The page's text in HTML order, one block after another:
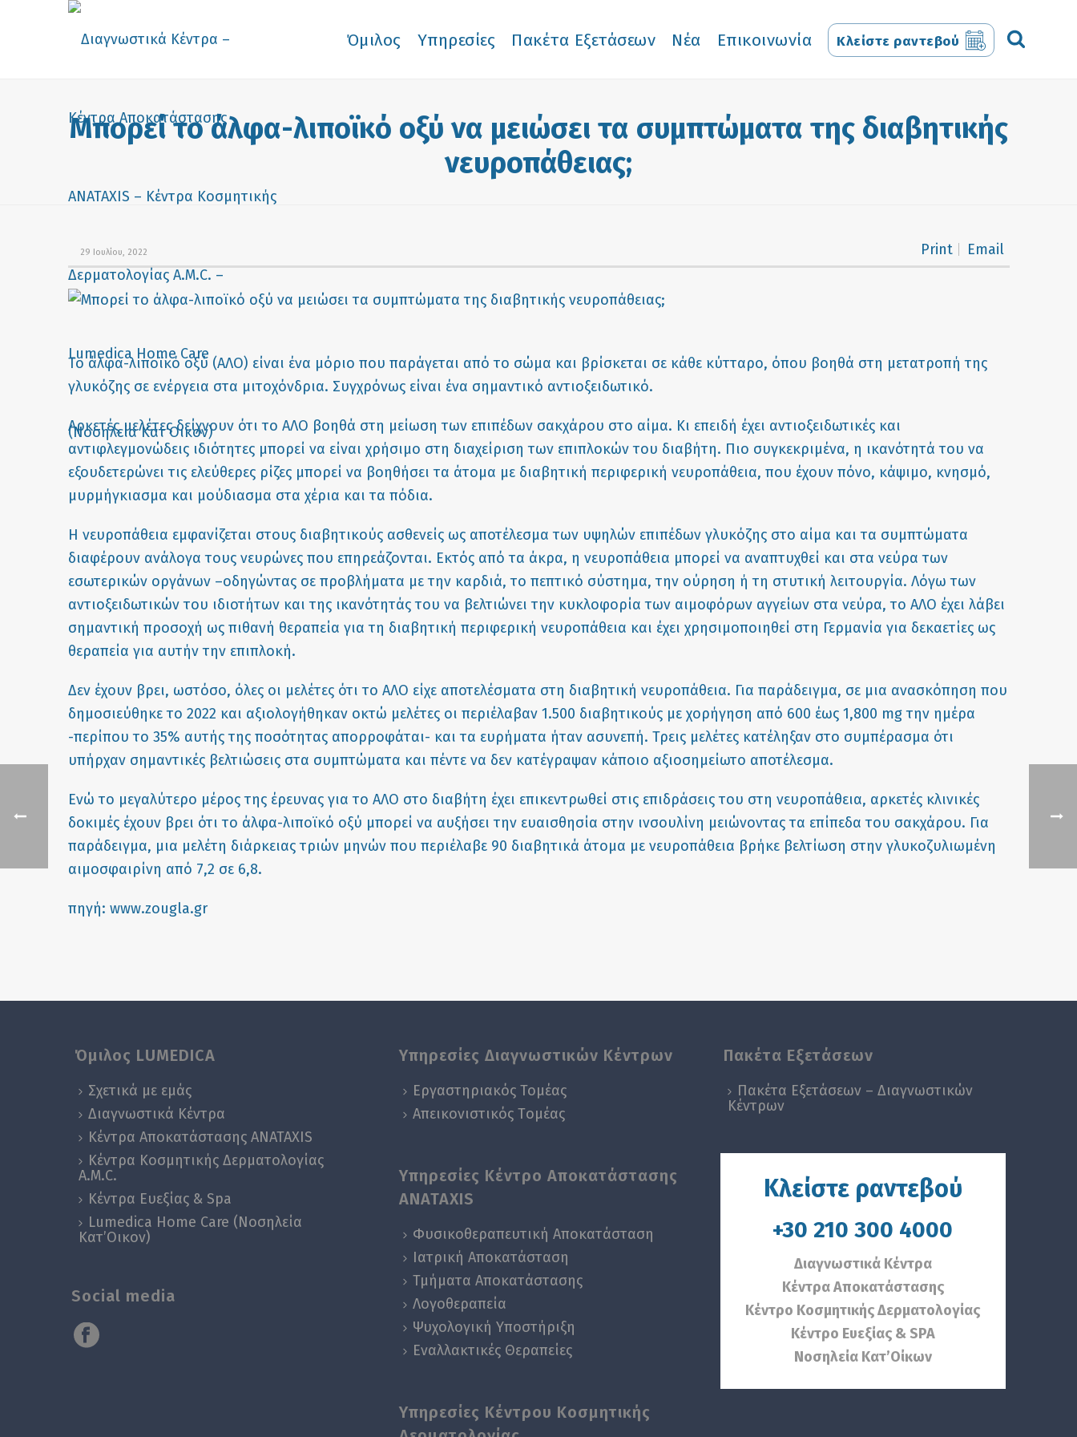
Όμιλος Υπηρεσίες Πακέτα Εξετάσεων Νέα Επικοινωνία Κλείστε ραντεβού
Μπορεί το άλφα-λιποϊκό οξύ να μειώσει τα συμπτώματα της διαβητικής
νευροπάθειας;
Print Email
29 Ιουλίου, 2022
Το άλφα-λιποϊκό οξύ (ΑΛΟ) είναι ένα μόριο που παράγεται από το σώμα και βρίσκεται σε κάθε κύτταρο, όπου βοηθά στη μετατροπή της
γλυκόζης σε ενέργεια στα μιτοχόνδρια. Συγχρόνως είναι ένα σημαντικό αντιοξειδωτικό.
Αρκετές μελέτες δείχνουν ότι το ΑΛΟ βοηθά στη μείωση των επιπέδων σακχάρου στο αίμα. Κι επειδή έχει αντιοξειδωτικές και
αντιφλεγμονώδεις ιδιότητες μπορεί να είναι χρήσιμο στη διαχείριση των επιπλοκών του διαβήτη. Πιο συγκεκριμένα, η ικανότητά του να
εξουδετερώνει τις ελεύθερες ρίζες μπορεί να βοηθήσει τα άτομα με διαβητική περιφερική νευροπάθεια, που έχουν πόνο, κάψιμο, κνησμό,
μυρμήγκιασμα και μούδιασμα στα χέρια και τα πόδια.
Η νευροπάθεια εμφανίζεται στους διαβητικούς ασθενείς ως αποτέλεσμα των υψηλών επιπέδων γλυκόζης στο αίμα και τα συμπτώματα
διαφέρουν ανάλογα τους νευρώνες που επηρεάζονται. Εκτός από τα άκρα, η νευροπάθεια μπορεί να αναπτυχθεί και στα νεύρα των
εσωτερικών οργάνων –οδηγώντας σε προβλήματα με την καρδιά, το πεπτικό σύστημα, την ούρηση ή τη στυτική λειτουργία. Λόγω των
αντιοξειδωτικών του ιδιοτήτων και της ικανότητάς του να βελτιώνει την κυκλοφορία των αιμοφόρων αγγείων στα νεύρα, το ΑΛΟ έχει λάβει
σημαντική προσοχή ως πιθανή θεραπεία για τη διαβητική περιφερική νευροπάθεια και έχει χρησιμοποιηθεί στη Γερμανία για δεκαετίες ως
θεραπεία για αυτήν την επιπλοκή.
Δεν έχουν βρει, ωστόσο, όλες οι μελέτες ότι το ΑΛΟ είχε αποτελέσματα στη διαβητική νευροπάθεια. Για παράδειγμα, σε μια ανασκόπηση που
δημοσιεύθηκε το 2022 και αξιολογήθηκαν οκτώ μελέτες οι περιέλαβαν 1.500 διαβητικούς με χορήγηση από 600 έως 1,800 mg την ημέρα
-περίπου το 35% αυτής της ποσότητας απορροφάται- και τα ευρήματα ήταν ασυνεπή. Τρεις μελέτες κατέληξαν στο συμπέρασμα ότι
υπήρχαν σημαντικές βελτιώσεις στα συμπτώματα και πέντε να δεν κατέγραψαν κάποιο αξιοσημείωτο αποτέλεσμα.
Ενώ το μεγαλύτερο μέρος της έρευνας για το ΑΛΟ στο διαβήτη έχει επικεντρωθεί στις επιδράσεις του στη νευροπάθεια, αρκετές κλινικές
δοκιμές έχουν βρει ότι το άλφα-λιποϊκό οξύ μπορεί να αυξήσει την ευαισθησία στην ινσουλίνη μειώνοντας τα επίπεδα του σακχάρου. Για
παράδειγμα, μια μελέτη διάρκειας τριών μηνών που περιέλαβε 90 διαβητικά άτομα με νευροπάθεια βρήκε βελτίωση στην γλυκοζυλιωμένη
αιμοσφαιρίνη από 7,2 σε 6,8.
πηγή: www.zougla.gr
Όμιλος LUMEDICA
Σχετικά με εμάς
Διαγνωστικά Κέντρα
Κέντρα Αποκατάστασης ANATAXIS
Κέντρα Κοσμητικής Δερματολογίας
A.M.C.
Κέντρα Ευεξίας & Spa
Lumedica Home Care (Νοσηλεία
Κατ’Οικον)
Social media
Υπηρεσίες Διαγνωστικών Κέντρων
Εργαστηριακός Τομέας
Απεικονιστικός Tομέας
Υπηρεσίες Κέντρο Αποκατάστασης
ANATAXIS
Φυσικοθεραπευτική Αποκατάσταση
Ιατρική Αποκατάσταση
Τμήματα Αποκατάστασης
Λογοθεραπεία
Ψυχολογική Yποστήριξη
Εναλλακτικές Θεραπείες
Υπηρεσίες Κέντρου Κοσμητικής
Πακέτα Εξετάσεων
Πακέτα Εξετάσεων – Διαγνωστικών
Κέντρων
Κλείστε ραντεβού
+30 210 300 4000
Διαγνωστικά Κέντρα
Κέντρα Αποκατάστασης
Κέντρο Κοσμητικής Δερματολογίας
Κέντρο Ευεξίας & SPA
Νοσηλεία Κατ’Οίκων